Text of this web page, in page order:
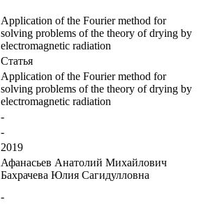
Application of the Fourier method for
solving problems of the theory of drying by
electromagnetic radiation
Статья
Application of the Fourier method for
solving problems of the theory of drying by
electromagnetic radiation
-
-
2019
Афанасьев Анатолий Михайлович
Бахрачева Юлия Сагидулловна
-